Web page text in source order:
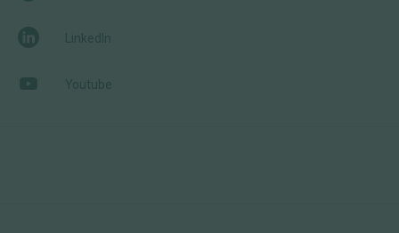
LinkedIn
Youtube